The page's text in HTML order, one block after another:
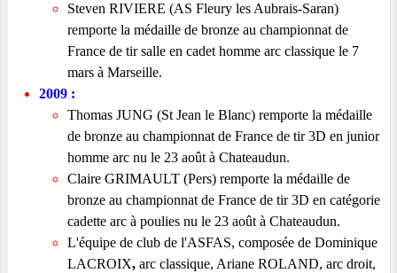
Steven RIVIERE (AS Fleury les Aubrais-Saran)
remporte la médaille de bronze au championnat de
France de tir salle en cadet homme arc classique le 7
mars à Marseille.
2009 :
Thomas JUNG (St Jean le Blanc) remporte la médaille
de bronze au championnat de France de tir 3D en junior
homme arc nu le 23 août à Chateaudun.
Claire GRIMAULT (Pers) remporte la médaille de
bronze au championnat de France de tir 3D en catégorie
cadette arc à poulies nu le 23 août à Chateaudun.
L'équipe de club de l'ASFAS, composée de Dominique
LACROIX, arc classique, Ariane ROLAND, arc droit,